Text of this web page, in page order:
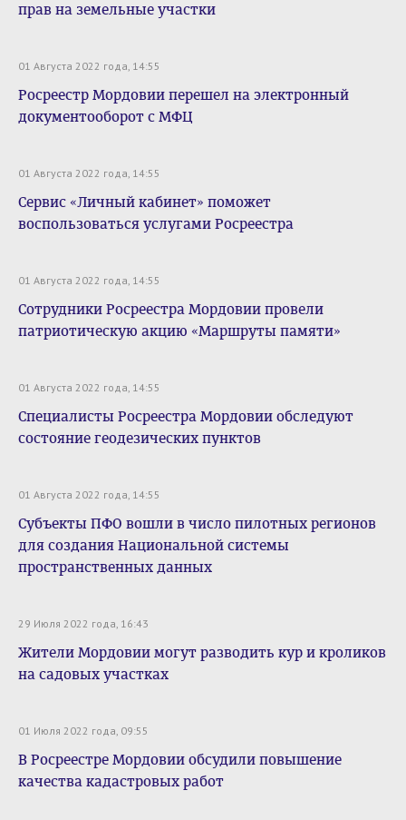
прав на земельные участки
01 Августа 2022 года, 14:55
Росреестр Мордовии перешел на электронный
документооборот с МФЦ
01 Августа 2022 года, 14:55
Сервис «Личный кабинет» поможет
воспользоваться услугами Росреестра
01 Августа 2022 года, 14:55
Сотрудники Росреестра Мордовии провели
патриотическую акцию «Маршруты памяти»
01 Августа 2022 года, 14:55
Специалисты Росреестра Мордовии обследуют
состояние геодезических пунктов
01 Августа 2022 года, 14:55
Субъекты ПФО вошли в число пилотных регионов
для создания Национальной системы
пространственных данных
29 Июля 2022 года, 16:43
Жители Мордовии могут разводить кур и кроликов
на садовых участках
01 Июля 2022 года, 09:55
В Росреестре Мордовии обсудили повышение
качества кадастровых работ